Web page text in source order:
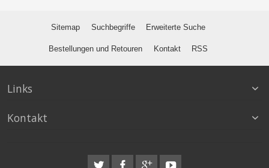
Sitemap Suchbegriffe Erweiterte Suche
Bestellungen und Retouren Kontakt RSS
Links
Kontakt